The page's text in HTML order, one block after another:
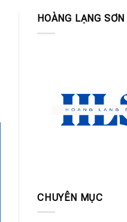
HOÀNG LẠNG SƠN
CHUYÊN MỤC